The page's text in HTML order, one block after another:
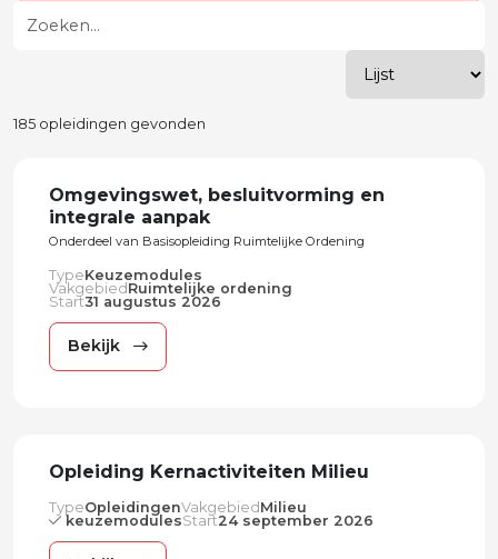
Zoeken
Wijzig weergave
185 opleidingen gevonden
Omgevingswet, besluitvorming en
integrale aanpak
Onderdeel van Basisopleiding Ruimtelijke Ordening
TypeKeuzemodules
Vakgebied Ruimtelijke ordening
Start31 augustus 2026
Bekijk
Opleiding Kernactiviteiten Milieu
TypeOpleidingenVakgebiedMilieu
keuzemodulesStart24 september 2026